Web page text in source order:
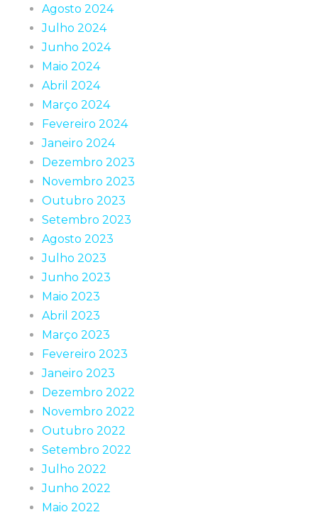
Agosto 2024
Julho 2024
Junho 2024
Maio 2024
Abril 2024
Março 2024
Fevereiro 2024
Janeiro 2024
Dezembro 2023
Novembro 2023
Outubro 2023
Setembro 2023
Agosto 2023
Julho 2023
Junho 2023
Maio 2023
Abril 2023
Março 2023
Fevereiro 2023
Janeiro 2023
Dezembro 2022
Novembro 2022
Outubro 2022
Setembro 2022
Julho 2022
Junho 2022
Maio 2022